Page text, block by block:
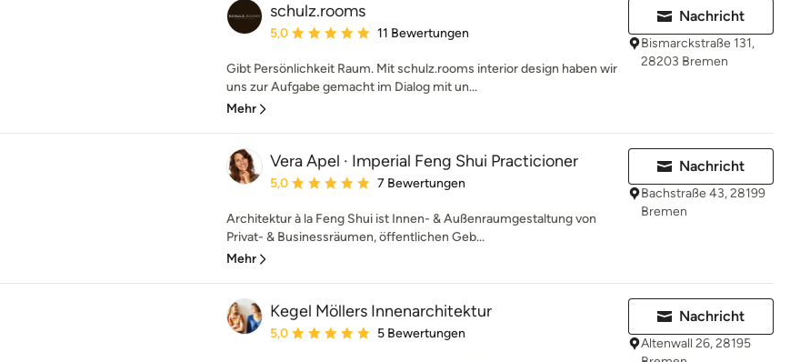
schulz.rooms
Durchschnittliche Bewertung: 5 von 5 Sternen
5,0 11 Bewertungen
Gibt Persönlichkeit Raum. Mit schulz.rooms interior design haben wir
uns zur Aufgabe gemacht im Dialog mit un...
Mehr
Nachricht
Bismarckstraße 131,
28203 Bremen
Vera Apel · Imperial Feng Shui Practicioner
Durchschnittliche Bewertung: 5 von 5 Sternen
5,0 7 Bewertungen
Architektur à la Feng Shui ist Innen- & Außenraumgestaltung von
Privat- & Businessräumen, öffentlichen Geb...
Mehr
Nachricht
Bachstraße 43, 28199
Bremen
Kegel Möllers Innenarchitektur
Durchschnittliche Bewertung: 5 von 5 Sternen
5,0 5 Bewertungen
Nachricht
Altenwall 26, 28195